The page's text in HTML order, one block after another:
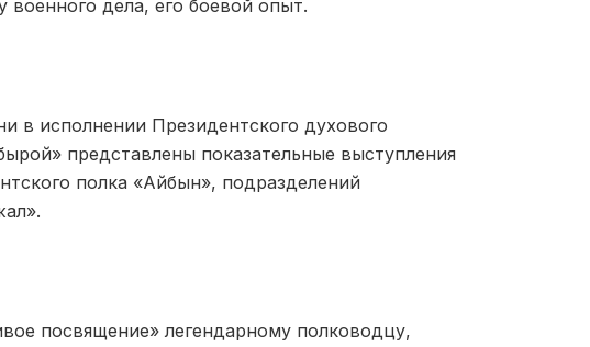
дела, его боевой опыт.
в исполнении Президентского духового
представлены показательные выступления
полка «Айбын», подразделений
посвящение» легендарному полководцу,